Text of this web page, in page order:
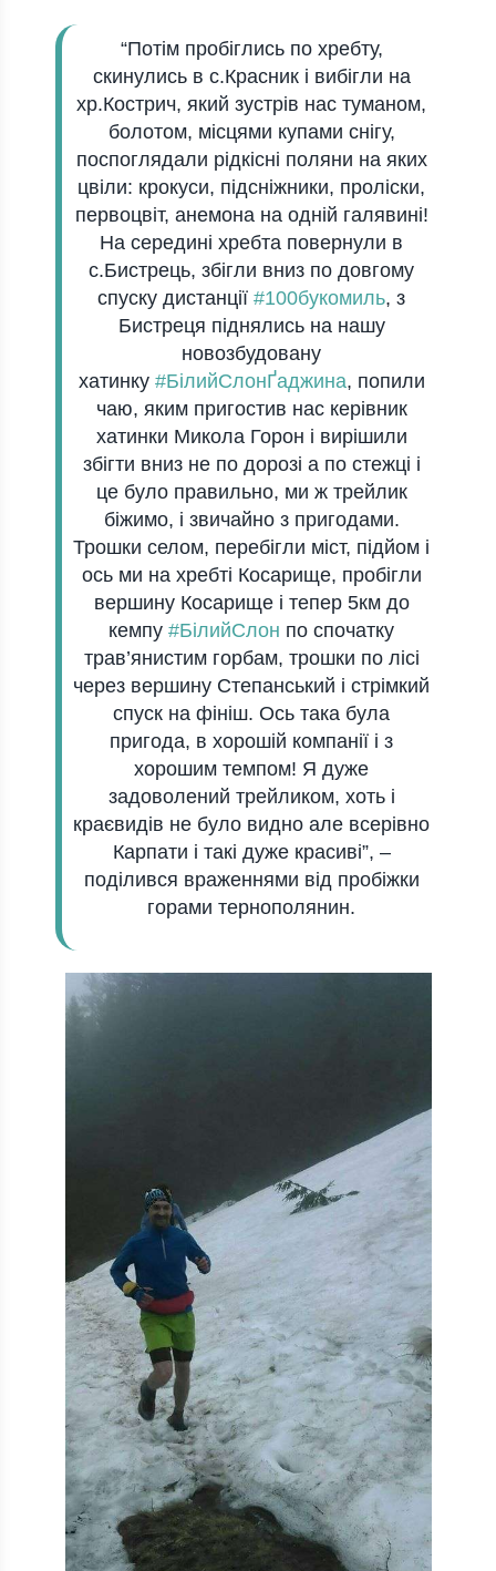
“Потім пробіглись по хребту,
скинулись в с.Красник і вибігли на
хр.Кострич, який зустрів нас туманом,
болотом, місцями купами снігу,
поспоглядали рідкісні поляни на яких
цвіли: крокуси, підсніжники, проліски,
первоцвіт, анемона на одній галявині!
На середині хребта повернули в
с.Бистрець, збігли вниз по довгому
спуску дистанції #100букомиль, з
Бистреця піднялись на нашу
новозбудовану
хатинку #БілийСлонҐаджина, попили
чаю, яким пригостив нас керівник
хатинки Микола Горон і вирішили
збігти вниз не по дорозі а по стежці і
це було правильно, ми ж трейлик
біжимо, і звичайно з пригодами.
Трошки селом, перебігли міст, підйом і
ось ми на хребті Косарище, пробігли
вершину Косарище і тепер 5км до
кемпу #БілийСлон по спочатку
трав’янистим горбам, трошки по лісі
через вершину Степанський і стрімкий
спуск на фініш. Ось така була
пригода, в хорошій компанії і з
хорошим темпом! Я дуже
задоволений трейликом, хоть і
краєвидів не було видно але всерівно
Карпати і такі дуже красиві”, –
поділився враженнями від пробіжки
горами тернополянин.